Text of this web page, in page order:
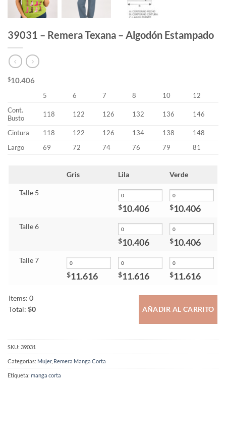
39031 – Remera Texana – Algodón Estampado
$10.406
5 6 7 8 10
12
Cont.
Busto
118 122 126 132 136 146
Cintura 118 122 126 134 138
148
Largo
69 72 74 76 79 81
Gris Lila Verde
Talle 5
$10.406 $10.406
Talle 6
$10.406 $10.406
Talle 7
$11.616 $11.616 $11.616
Items: 0
Total: $0
Your
total
is
$0
AÑADIR AL CARRITO
SKU: 39031
Categorías: Mujer, Remera Manga Corta
Etiqueta: manga corta